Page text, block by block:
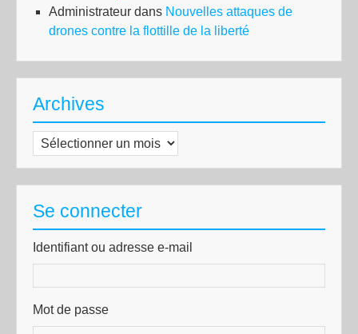
Administrateur dans Nouvelles attaques de
drones contre la flottille de la liberté
Archives
Archives
Se connecter
Identifiant ou adresse e-mail
Mot de passe